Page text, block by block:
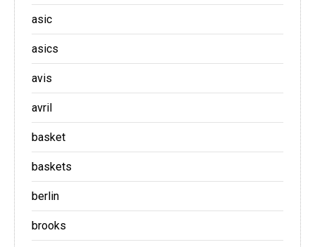
asic
asics
avis
avril
basket
baskets
berlin
brooks